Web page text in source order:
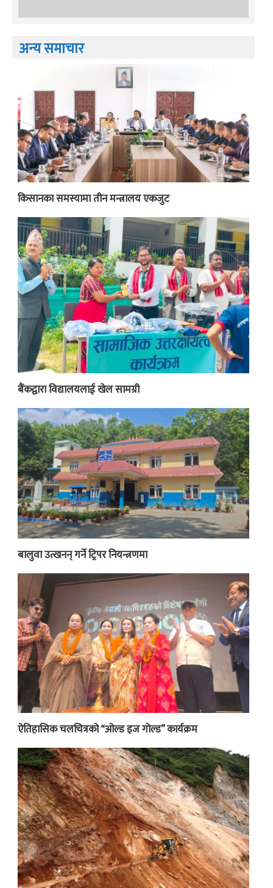
अन्य समाचार
किसानका समस्यामा तीन मन्त्रालय एकजुट
बैंकद्वारा विद्यालयलाई खेल सामग्री
बालुवा उत्खनन् गर्ने ट्रिपर नियन्त्रणमा
ऐतिहासिक चलचित्रको “ओल्ड इज गोल्ड” कार्यक्रम